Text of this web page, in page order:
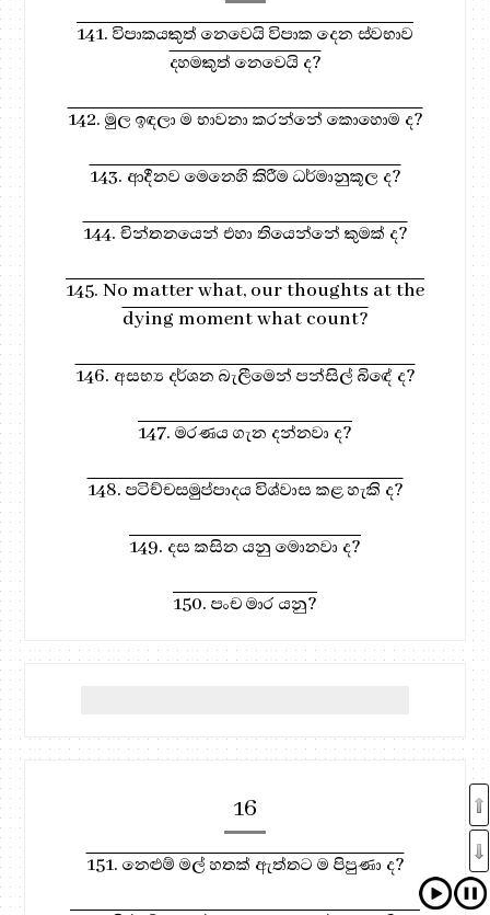
141. විපාකයකුත් නෙවෙයි විපාක දෙන ස්වභාව
දහමකුත් නෙවෙයි ද?
142. මුල ඉඳලා ම භාවනා කරන්නේ කොහොම ද?
143. ආදීනව මෙනෙහි කිරීම ධර්මානුකූල ද?
144. චින්තනයෙන් එහා තියෙන්නේ කුමක් ද?
145. No matter what, our thoughts at the
dying moment what count?
146. අසභ්‍ය දර්ශන බැලීමෙන් පන්සිල් බිඳේ ද?
147. මරණය ගැන දන්නවා ද?
148. පටිච්චසමුප්පාදය විශ්වාස කළ හැකි ද?
149. දස කසින යනු මොනවා ද?
150. පංච මාර යනු?
16
151. නෙළුම් මල් හතක් ඇත්තට ම පිපුණා ද?